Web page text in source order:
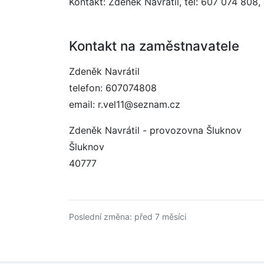
Kontakt na zaměstnavatele
Zdeněk Navrátil
telefon: 607074808
email: r.vel11@seznam.cz
Zdeněk Navrátil - provozovna Šluknov
Šluknov
40777
Poslední změna: před 7 měsíci